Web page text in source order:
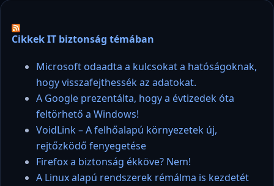
Cikkek IT biztonság témában
Microsoft odaadta a kulcsokat a hatóságoknak,
hogy visszafejthessék az adatokat.
A Google prezentálta, hogy a évtizedek óta
feltörhető a Windows!
VoidLink – A felhőalapú környezetek új,
rejtőzködő fenyegetése
Firefox a biztonság ékköve? Nem!
A Linux alapú rendszerek rémálma is kezdetét